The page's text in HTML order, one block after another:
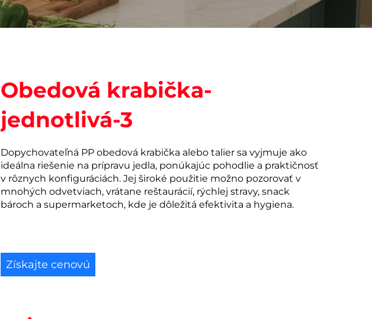
Obedová krabička-
jednotlivá-3
Dopychovateľná PP obedová krabička alebo talier sa vyjmuje ako
ideálna riešenie na prípravu jedla, ponúkajúc pohodlie a praktičnosť
v rôznych konfiguráciách. Jej široké použitie možno pozorovať v
mnohých odvetviach, vrátane reštaurácií, rýchlej stravy, snack
bároch a supermarketoch, kde je dôležitá efektivita a hygiena.
Získajte cenovú